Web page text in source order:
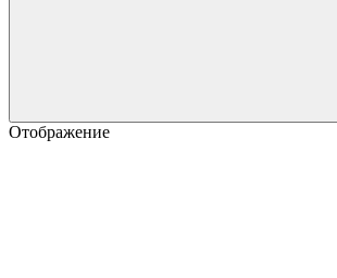
Отображение